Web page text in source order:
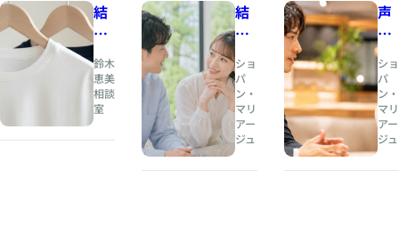
結
婚
相
談
所
夏
鈴木
恵美
相談
室
結
婚
と
は
、
人
生
ショ
パ
ン・
マリ
アー
ジュ
声
の
印
象
が
恋
愛
ショ
パ
ン・
マリ
アー
ジュ